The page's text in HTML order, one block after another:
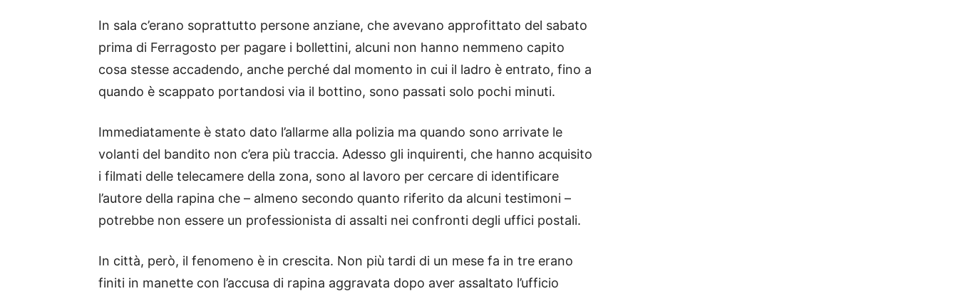
In sala c’erano soprattutto persone anziane, che avevano approfittato del sabato
prima di Ferragosto per pagare i bollettini, alcuni non hanno nemmeno capito
cosa stesse accadendo, anche perché dal momento in cui il ladro è entrato, fino a
quando è scappato portandosi via il bottino, sono passati solo pochi minuti.
Immediatamente è stato dato l’allarme alla polizia ma quando sono arrivate le
volanti del bandito non c’era più traccia. Adesso gli inquirenti, che hanno acquisito
i filmati delle telecamere della zona, sono al lavoro per cercare di identificare
l’autore della rapina che – almeno secondo quanto riferito da alcuni testimoni –
potrebbe non essere un professionista di assalti nei confronti degli uffici postali.
In città, però, il fenomeno è in crescita. Non più tardi di un mese fa in tre erano
finiti in manette con l’accusa di rapina aggravata dopo aver assaltato l’ufficio